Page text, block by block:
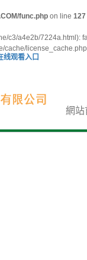
func.php on line 127
c3/a4e2b/7224a.html):
线观看入口
網站